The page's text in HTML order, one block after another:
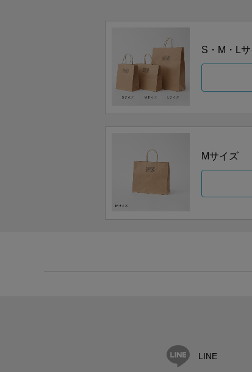
S・M・Lサ
Mサイズ
LINE